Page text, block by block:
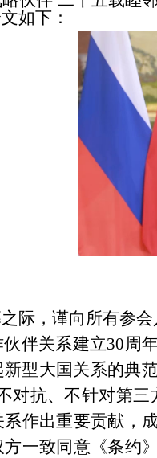
如下：
际，谨向所有参
伴关系建立30周
型大国关系的典
对抗、不针对第
作出重要贡献，
一致同意《条约